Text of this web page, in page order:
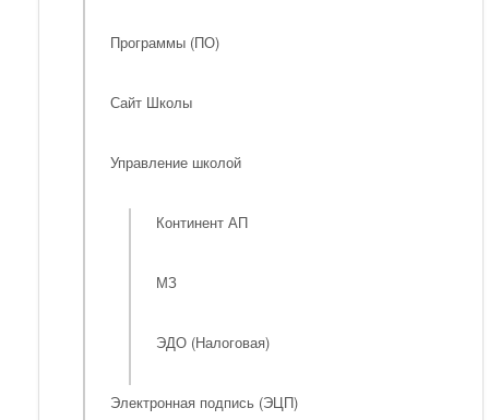
Программы (ПО)
Сайт Школы
Управление школой
Континент АП
МЗ
ЭДО (Налоговая)
Электронная подпись (ЭЦП)